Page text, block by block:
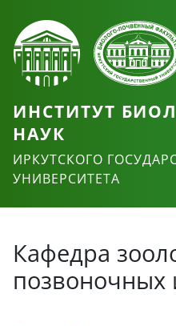
ИНСТИТУТ
НАУК
ИРКУТСКОГО
УНИВЕРСИТЕТА
Кафедра
позвоночных